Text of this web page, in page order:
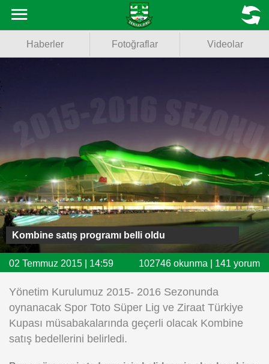
Fotoğraflar
Puan Durumu
Fikstür
Facebook
Twitter
Instagram
Android
MENU
Haberler Fotoğraflar Videolar
Kombine satış programı belli oldu
02 Temmuz 2015 | 14:59 102746 okunma | 141 yorum
Yönetim Kurulumuz 2015- 2016 Sezonunda
oynanacak Spor Toto Süper Lig ve Ziraat Türkiye
Kupası müsabakalarında geçerli olacak Kombine
satış bedellerini belirledi.